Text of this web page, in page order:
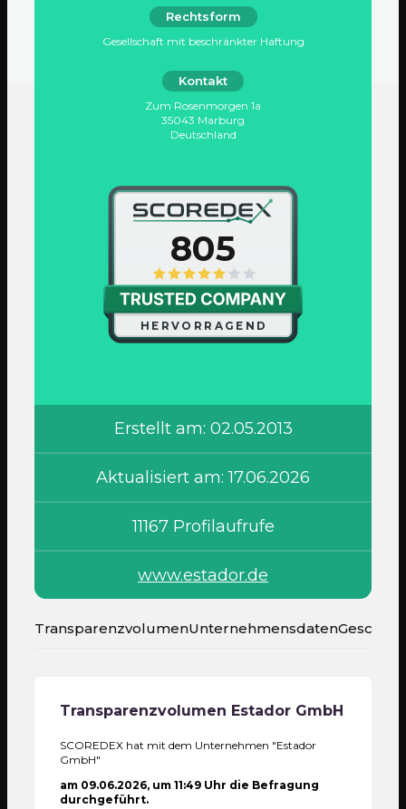
Rechtsform
Gesellschaft mit beschränkter Haftung
Kontakt
Zum Rosenmorgen 1a
35043 Marburg
Deutschland
HERVORRAGEND
805
Erstellt am: 02.05.2013
Aktualisiert am: 17.06.2026
11167 Profilaufrufe
www.estador.de
TransparenzvolumenUnternehmensdaten
Transparenzvolumen Estador GmbH
SCOREDEX hat mit dem Unternehmen "Estador
GmbH"
am 09.06.2026, um 11:49 Uhr die Befragung
durchgeführt.